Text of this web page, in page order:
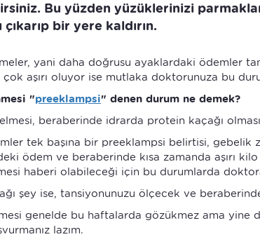
Bu yüzden yüzüklerinizi
bir yere kaldırın.
yani daha doğrusu ayaklardaki ödemler
aşırı oluyor ise mutlaka doktorunuza bu
"preeklampsi" denen durum ne demek?
beraberinde idrarda protein kaçağı
tek başına bir preeklampsi belirtisi, gebelik
ödem ve beraberinde kısa zamanda aşırı kilo
haberi olabileceği için bu durumlarda
şey ise, tansiyonunuzu ölçecek ve
genelde bu haftalarda gözükmez ama yine
lazım.